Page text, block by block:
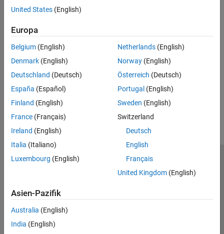
How useful was this information?
United States (English)
Europa
Belgium (English)
Denmark (English)
Deutschland (Deutsch)
España (Español)
Finland (English)
France (Français)
Ireland (English)
Italia (Italiano)
Luxembourg (English)
Netherlands(English)
Norway(English)
Österreich (Deutsch)
Portugal (English)
Sweden (English)
Switzerland
Deutsch
English
Français
United Kingdom(English)
Asien-Pazifik
Australia (English)
India (English)
Trust Center Handelsmarken
Datenschutz-Richtlinien
Status von Anwendungen
Kontakt
© 1994-2026 The MathWorks, Inc.